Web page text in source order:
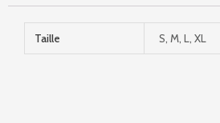
Taille S, M, L, XL